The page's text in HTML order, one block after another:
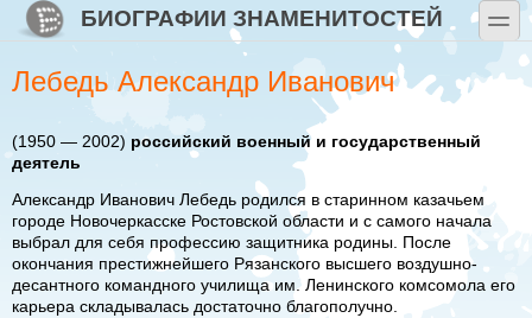
Перейти к основному содержанию
Skip to searchБИОГРАФИИ ЗНАМЕНИТОСТЕЙ toggle
Лебедь Александр Иванович
(1950 — 2002) российский военный и государственный
деятель
Александр Иванович Лебедь родился в старинном казачьем
городе Новочеркасске Ростовской области и с самого начала
выбрал для себя профессию защитника родины. После
окончания престижнейшего Рязанского высшего воздушно-
десантного командного училища им. Ленинского комсомола его
карьера складывалась достаточно благополучно.